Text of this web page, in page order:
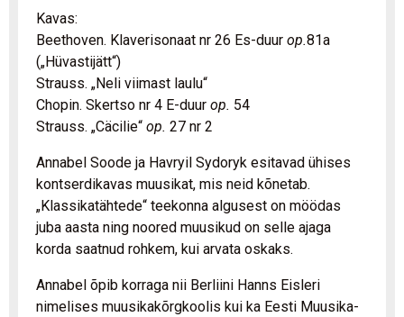
Kavas:
Beethoven. Klaverisonaat nr 26 Es-duur op.81a
(„Hüvastijätt“)
Strauss. „Neli viimast laulu“
Chopin. Skertso nr 4 E-duur op. 54
Strauss. „Cäcilie“ op. 27 nr 2
Annabel Soode ja Havryil Sydoryk esitavad ühises
kontserdikavas muusikat, mis neid kõnetab.
„Klassikatähtede“ teekonna algusest on möödas
juba aasta ning noored muusikud on selle ajaga
korda saatnud rohkem, kui arvata oskaks.
Annabel õpib korraga nii Berliini Hanns Eisleri
nimelises muusikakõrgkoolis kui ka Eesti Muusika-